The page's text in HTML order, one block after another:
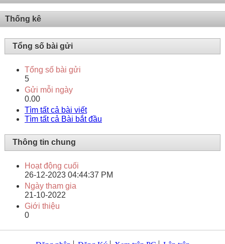
Thống kê
Tổng số bài gửi
Tổng số bài gửi
5
Gửi mỗi ngày
0.00
Tìm tất cả bài viết
Tìm tất cả Bài bắt đầu
Thông tin chung
Hoạt động cuối
26-12-2023 04:44:37 PM
Ngày tham gia
21-10-2022
Giới thiệu
0